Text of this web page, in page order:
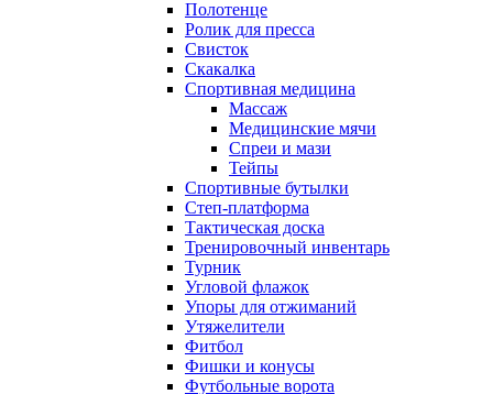
Полотенце
Ролик для пресса
Свисток
Скакалка
Спортивная медицина
Массаж
Медицинские мячи
Спреи и мази
Тейпы
Спортивные бутылки
Степ-платформа
Тактическая доска
Тренировочный инвентарь
Турник
Угловой флажок
Упоры для отжиманий
Утяжелители
Фитбол
Фишки и конусы
Футбольные ворота